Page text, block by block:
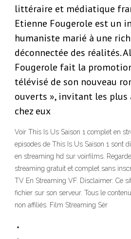
littéraire et médiatique
Etienne Fougerole est un
humaniste marié à une
déconnectée des réalités.
Fougerole fait la
télévisé de son nouveau
ouverts », invitant les plus
chez eux
Voir This Is Us Saison 1 complet en
episodes de This Is Us Saison 1 sont
en streaming hd sur voirfilms.
streaming gratuit et complet sans
TV En Streaming VF. Disclaimer: Ce
fichier sur son serveur. Tous le
non affiliés. Film Streaming Sér